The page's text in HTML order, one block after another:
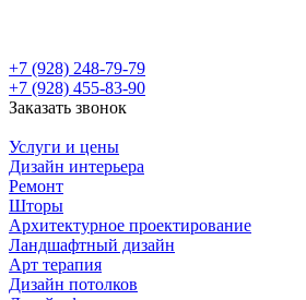
+7 (928) 248-79-79
+7 (928) 455-83-90
Заказать звонок
Услуги и цены
Дизайн интерьера
Ремонт
Шторы
Архитектурное проектирование
Ландшафтный дизайн
Арт терапия
Дизайн потолков